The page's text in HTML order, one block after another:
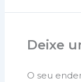
Deixe
O seu